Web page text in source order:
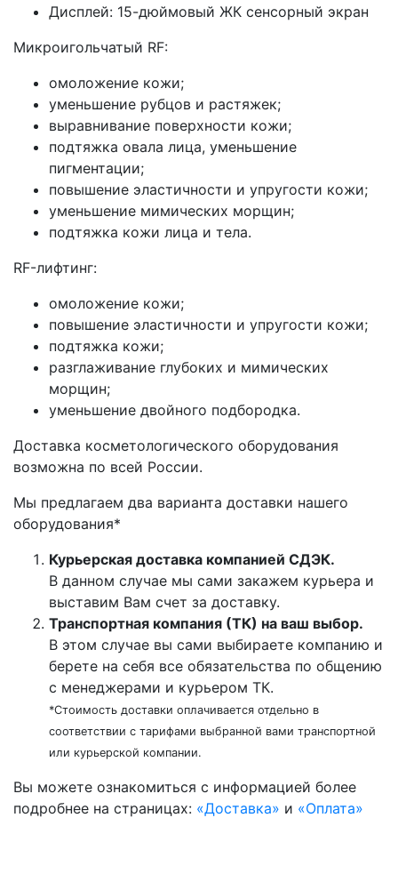
Дисплей: 15-дюймовый ЖК сенсорный экран
Микроигольчатый RF:
омоложение кожи;
уменьшение рубцов и растяжек;
выравнивание поверхности кожи;
подтяжка овала лица, уменьшение
пигментации;
повышение эластичности и упругости кожи;
уменьшение мимических морщин;
подтяжка кожи лица и тела.
RF-лифтинг:
омоложение кожи;
повышение эластичности и упругости кожи;
подтяжка кожи;
разглаживание глубоких и мимических
морщин;
уменьшение двойного подбородка.
Доставка косметологического оборудования
возможна по всей России.
Мы предлагаем два варианта доставки нашего
оборудования*
Курьерская доставка компанией СДЭК.
В данном случае мы сами закажем курьера и
выставим Вам счет за доставку.
Транспортная компания (ТК) на ваш выбор.
В этом случае вы сами выбираете компанию и
берете на себя все обязательства по общению
с менеджерами и курьером ТК.
*Стоимость доставки оплачивается отдельно в
соответствии с тарифами выбранной вами транспортной
или курьерской компании.
Вы можете ознакомиться c информацией более
подробнее на страницах: «Доставка» и «Оплата»